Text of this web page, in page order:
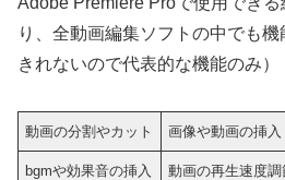
り、全動画編集ソフトの中でも
きれないので代表的な機能のみ）
動画の分割やカット 画像や動画の挿入
bgmや効果音の挿入 動画の再生速度調